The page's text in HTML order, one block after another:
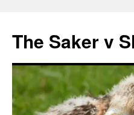
vsebino
The Saker v